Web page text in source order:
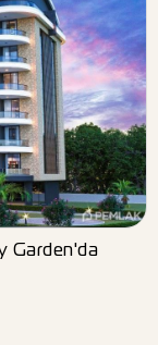
Garden'da